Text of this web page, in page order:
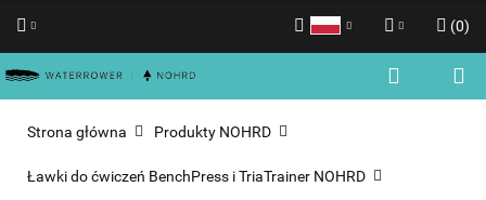
Zaloguj się
Zgody cookies
(0)
Strona główna Produkty NOHRD
Ławki do ćwiczeń BenchPress i TriaTrainer NOHRD